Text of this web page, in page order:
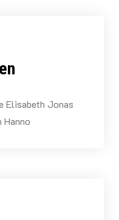
Elisabeth Jonas
Hanno